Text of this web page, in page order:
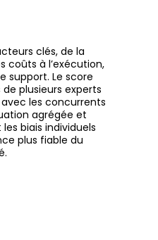
clés, de la
coûts à l’exécution,
support. Le score
plusieurs experts
les concurrents
agrégée et
biais individuels
plus fiable du